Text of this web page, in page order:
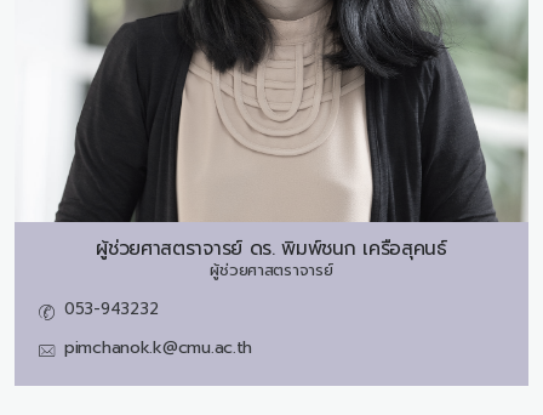
ผู้ช่วยศาสตราจารย์ ดร. พิมพ์ชนก เครือสุคนธ์
ผู้ช่วยศาสตราจารย์
053-943232
pimchanok.k@cmu.ac.th